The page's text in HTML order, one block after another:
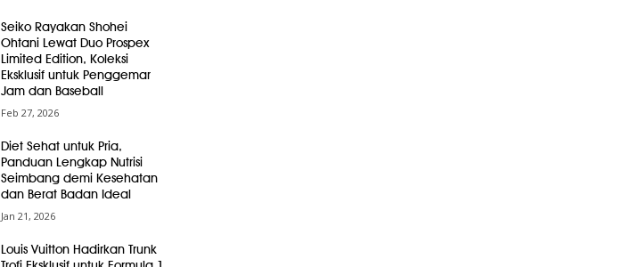
Seiko Rayakan Shohei
Ohtani Lewat Duo Prospex
Limited Edition, Koleksi
Eksklusif untuk Penggemar
Jam dan Baseball
Feb 27, 2026
Diet Sehat untuk Pria,
Panduan Lengkap Nutrisi
Seimbang demi Kesehatan
dan Berat Badan Ideal
Jan 21, 2026
Louis Vuitton Hadirkan Trunk